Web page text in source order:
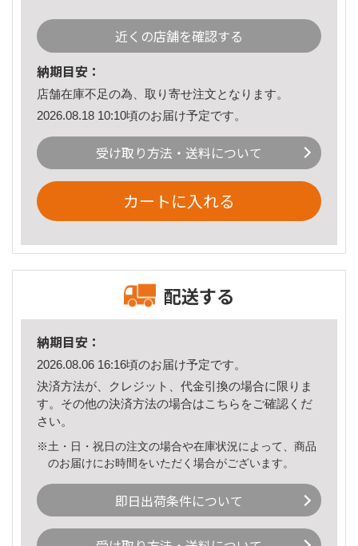
近くの店舗を確認する
納期目安：
店舗在庫不足の為、取り寄せ注文となります。
2026.08.18 10:10頃のお届け予定です。
受け取り方法・送料について
カートに入れる
配送する
納期目安：
2026.08.06 16:16頃のお届け予定です。
決済方法が、クレジット、代金引換の場合に限りま
す。その他の決済方法の場合はこちら をご確認くだ
さい。
※土・日・祝日の注文の場合や在庫状況によって、商品
のお届けにお時間をいただく場合がございます。
即日出荷条件について